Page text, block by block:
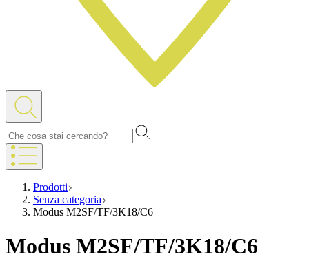
Prodotti
Senza categoria
Modus M2SF/TF/3K18/C6
Modus M2SF/TF/3K18/C6